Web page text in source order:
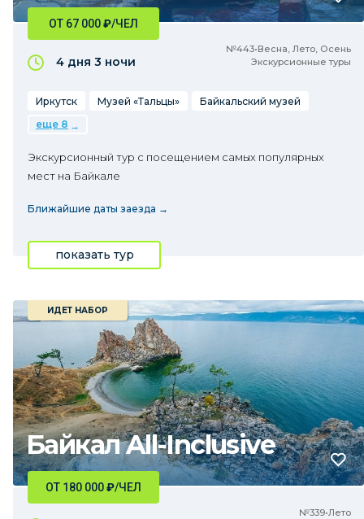
№443•Весна, Лето, Осень
Экскурсионные туры
ОТ 67 000₽/ЧЕЛ
4 дня 3 ночи
Иркутск Музей «Тальцы»
Байкальский музей
еще 8
Экскурсионный тур с посещением самых популярных
мест на Байкале
Ближайшие даты заезда →
показать тур
Байкал All-Inclusive
ИДЕТ НАБОР
№339•Лето
ОТ 180 000₽/ЧЕЛ